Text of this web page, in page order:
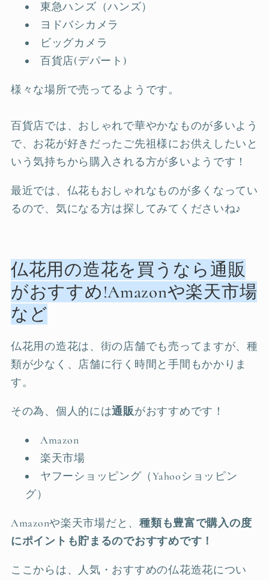
東急ハンズ（ハンズ）
ヨドバシカメラ
ビッグカメラ
百貨店(デパート)
様々な場所で売ってるようです。
百貨店では、おしゃれで華やかなものが多いよう
で、お花が好きだったご先祖様にお供えしたいと
いう気持ちから購入される方が多いようです！
最近では、仏花もおしゃれなものが多くなってい
るので、気になる方は探してみてくださいね♪
仏花用の造花を買うなら通販
がおすすめ!Amazonや楽天市場
など
仏花用の造花は、街の店舗でも売ってますが、種
類が少なく、店舗に行く時間と手間もかかりま
す。
その為、個人的には通販がおすすめです！
Amazon
楽天市場
ヤフーショッピング（Yahooショッピン
グ）
Amazonや楽天市場だと、種類も豊富で購入の度
にポイントも貯まるのでおすすめです！
ここからは、人気・おすすめの仏花造花につい